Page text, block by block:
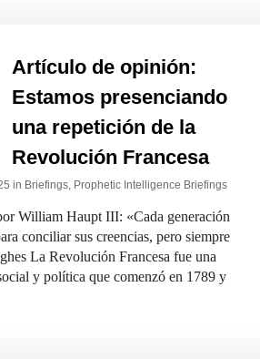
Artículo de opinión:
Estamos presenciando
una repetición de la
Revolución Francesa
in Briefings, Prophetic Intelligence Briefings
William Haupt III: «Cada generación
conciliar sus creencias, pero siempre
La Revolución Francesa fue una
y política que comenzó en 1789 y